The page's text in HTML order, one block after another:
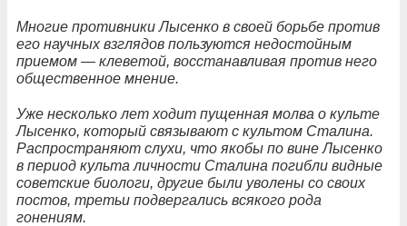
Многие противники Лысенко в своей борьбе против
его научных взглядов пользуются недостойным
приемом — клеветой, восстанавливая против него
общественное мнение.
Уже несколько лет ходит пущенная молва о культе
Лысенко, который связывают с культом Сталина.
Распространяют слухи, что якобы по вине Лысенко
в период культа личности Сталина погибли видные
советские биологи, другие были уволены со своих
постов, третьи подвергались всякого рода
гонениям.